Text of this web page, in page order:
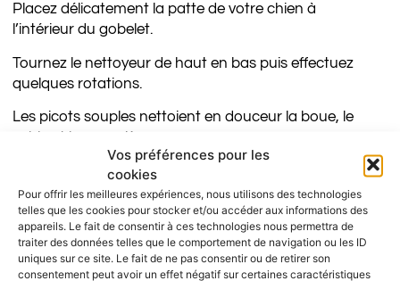
Vos préférences pour les
cookies
Pour offrir les meilleures expériences, nous utilisons des technologies
telles que les cookies pour stocker et/ou accéder aux informations des
appareils. Le fait de consentir à ces technologies nous permettra de
traiter des données telles que le comportement de navigation ou les ID
uniques sur ce site. Le fait de ne pas consentir ou de retirer son
consentement peut avoir un effet négatif sur certaines caractéristiques
Placez délicatement la patte de votre chien à
l’intérieur du gobelet.
Tournez le nettoyeur de haut en bas puis effectuez
quelques rotations.
Les picots souples nettoient en douceur la boue, le
sable et la poussière.
3 • Retirer et sécher
Sortez la patte propre.
Essuyez avec une serviette douce, comme une
serviette microfibre, pour enlever l’humidité.